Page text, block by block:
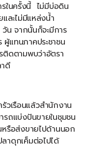
นครั้งนี้ ไม่มีบ่อดิน
ละไม่มีแหล่งน้ำ
น จากนั้นก็จะมีการ
แทนภาคประชาชน
ติดตามพบว่าอัตรา
ดี
รือนแล้วสำนักงาน
รถแบ่งปันขายในชุมชน
หรือส่งขายไปด้านนอก
าดุกเค็มต่อไปได้